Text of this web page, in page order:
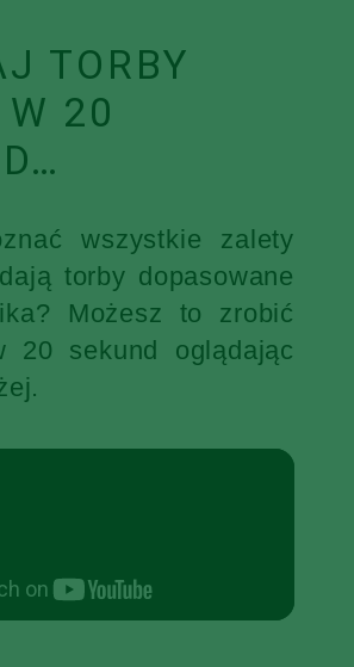
TORBY
W 20
wszystkie zalety
torby dopasowane
Możesz to zrobić
20 sekund oglądając